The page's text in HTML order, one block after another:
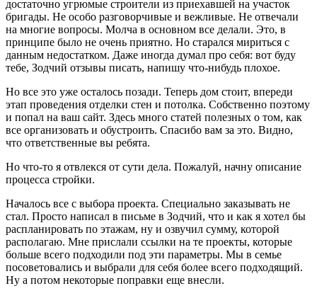
достаточно угрюмые строители из приехавшей на участок
бригады. Не особо разговорчивые и вежливые. Не отвечали
на многие вопросы. Молча в основном все делали. Это, в
принципе было не очень приятно. Но старался мириться с
данным недостатком. Даже иногда думал про себя: вот буду
тебе, Зодчий отзывы писать, напишу что-нибудь плохое.
Но все это уже осталось позади. Теперь дом стоит, впереди
этап проведения отделки стен и потолка. Собственно поэтому
и попал на ваш сайт. Здесь много статей полезных о том, как
все организовать и обустроить. Спасибо вам за это. Видно,
что ответственные вы ребята.
Но что-то я отвлекся от сути дела. Пожалуй, начну описание
процесса стройки.
Началось все с выбора проекта. Специально заказывать не
стал. Просто написал в письме в Зодчий, что и как я хотел бы
распланировать по этажам, ну и озвучил сумму, которой
располагаю. Мне прислали ссылки на те проекты, которые
больше всего подходили под эти параметры. Мы в семье
посоветовались и выбрали для себя более всего подходящий.
Ну а потом некоторые поправки еще внесли.